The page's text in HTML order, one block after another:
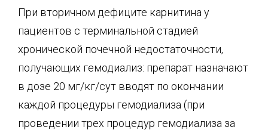
При вторичном дефиците карнитина у
пациентов с терминальной стадией
хронической почечной недостаточности,
получающих гемодиализ: препарат назначают
в дозе 20 мг/кг/сут вводят по окончании
каждой процедуры гемодиализа (при
проведении трех процедур гемодиализа за